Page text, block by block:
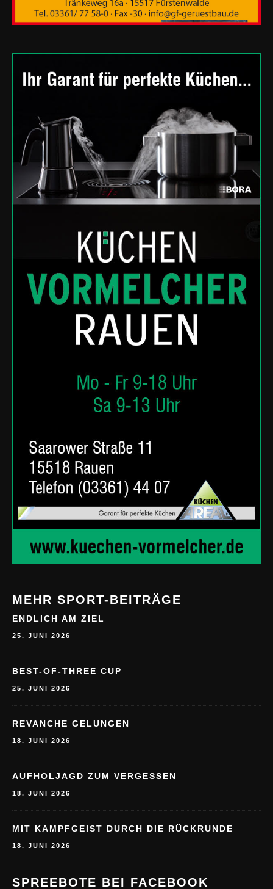
MEHR SPORT-BEITRÄGE
ENDLICH AM ZIEL
25. JUNI 2026
BEST-OF-THREE CUP
25. JUNI 2026
REVANCHE GELUNGEN
18. JUNI 2026
AUFHOLJAGD ZUM VERGESSEN
18. JUNI 2026
MIT KAMPFGEIST DURCH DIE RÜCKRUNDE
18. JUNI 2026
SPREEBOTE BEI FACEBOOK